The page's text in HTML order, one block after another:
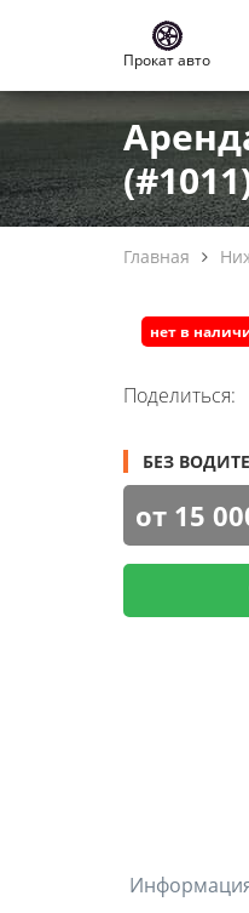
Прокат авто
Главная
нет в
Поделиться:
БЕЗ
от 15
Информация